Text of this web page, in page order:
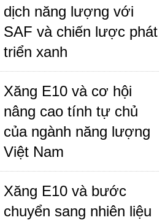
dịch năng lượng với
SAF và chiến lược phát
triển xanh
Xăng E10 và cơ hội
nâng cao tính tự chủ
của ngành năng lượng
Việt Nam
Xăng E10 và bước
chuyển sang nhiên liệu